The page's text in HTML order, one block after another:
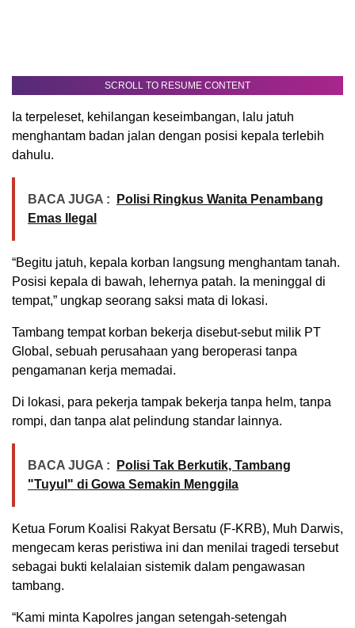
SCROLL TO RESUME CONTENT
Ia terpeleset, kehilangan keseimbangan, lalu jatuh
menghantam badan jalan dengan posisi kepala terlebih
dahulu.
BACA JUGA :
Polisi Ringkus Wanita Penambang
Emas Ilegal
“Begitu jatuh, kepala korban langsung menghantam tanah.
Posisi kepala di bawah, lehernya patah. Ia meninggal di
tempat,” ungkap seorang saksi mata di lokasi.
Tambang tempat korban bekerja disebut-sebut milik PT
Global, sebuah perusahaan yang beroperasi tanpa
pengamanan kerja memadai.
Di lokasi, para pekerja tampak bekerja tanpa helm, tanpa
rompi, dan tanpa alat pelindung standar lainnya.
BACA JUGA :
Polisi Tak Berkutik, Tambang
"Tuyul" di Gowa Semakin Menggila
Ketua Forum Koalisi Rakyat Bersatu (F-KRB), Muh Darwis,
mengecam keras peristiwa ini dan menilai tragedi tersebut
sebagai bukti kelalaian sistemik dalam pengawasan
tambang.
“Kami minta Kapolres jangan setengah-setengah